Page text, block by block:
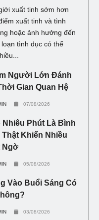
xuất tinh sớm hơn
xuất tinh và tình
hoặc ảnh hưởng đến
tình dục có thể
Người Lớn Đánh
Gian Quan Hệ
07/08/2026
Nhiêu Phút Là Bình
Khiến Nhiều
Ngờ
05/08/2026
Vào Buổi Sáng Có
03/08/2026